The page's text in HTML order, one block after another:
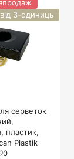
серветок
пластик,
Plastik
0
3-одиниць